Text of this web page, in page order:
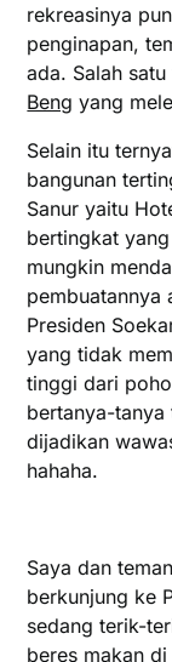
rekreasinya
penginapan,
ada. Salah
Beng yang
Selain itu
bangunan
Sanur yaitu
bertingkat
mungkin
pembuatannya
Presiden
yang tidak
tinggi dari
bertanya-tanya
dijadikan
hahaha.
Saya dan
berkunjung ke
sedang terik-
beres makan